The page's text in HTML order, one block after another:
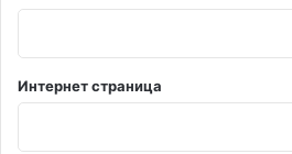
Интернет страница